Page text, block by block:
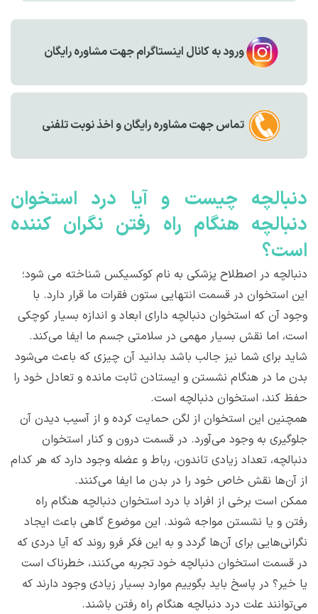
ورود به کانال اینستاگرام جهت مشاوره رایگان
تماس جهت مشاوره رايگان و اخذ نوبت تلفنی
دنبالچه چیست و آیا درد استخوان
دنبالچه هنگام راه رفتن نگران کننده
است؟
دنبالچه در اصطلاح پزشکی به نام کوکسیکس شناخته می شود؛
این استخوان در قسمت انتهایی ستون فقرات ما قرار دارد. با
وجود آن که استخوان دنبالچه دارای ابعاد و اندازه بسیار کوچکی
است، اما نقش بسیار مهمی در سلامتی جسم ما ایفا می‌کند.
شاید برای شما نیز جالب باشد بدانید آن چیزی که باعث می‌شود
بدن ما در هنگام نشستن و ایستادن ثابت مانده و تعادل خود را
حفظ کند، استخوان دنبالچه است.
همچنین این استخوان از لگن حمایت کرده و از آسیب دیدن آن
جلوگیری به وجود می‌آورد. در قسمت درون و کنار استخوان
دنبالچه، تعداد زیادی تاندون، رباط و عضله وجود دارد که هر کدام
از آن‌ها نقش خاص خود را در بدن ما ایفا می‌کنند.
ممکن است برخی از افراد با درد استخوان دنبالچه هنگام راه
رفتن و یا نشستن مواجه شوند. این موضوع گاهی باعث ایجاد
نگرانی‌هایی برای آن‌ها گردد و به این فکر فرو روند که آیا دردی که
در قسمت استخوان دنبالچه خود تجربه می‌کنند، خطرناک است
یا خیر؟ در پاسخ باید بگوییم موارد بسیار زیادی وجود دارند که
می‌توانند علت درد دنبالچه هنگام راه رفتن باشند.